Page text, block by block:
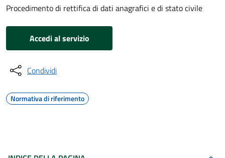
Procedimento di rettifica di dati anagrafici e di stato civile
Accedi al servizio
Condividi
Normativa di riferimento